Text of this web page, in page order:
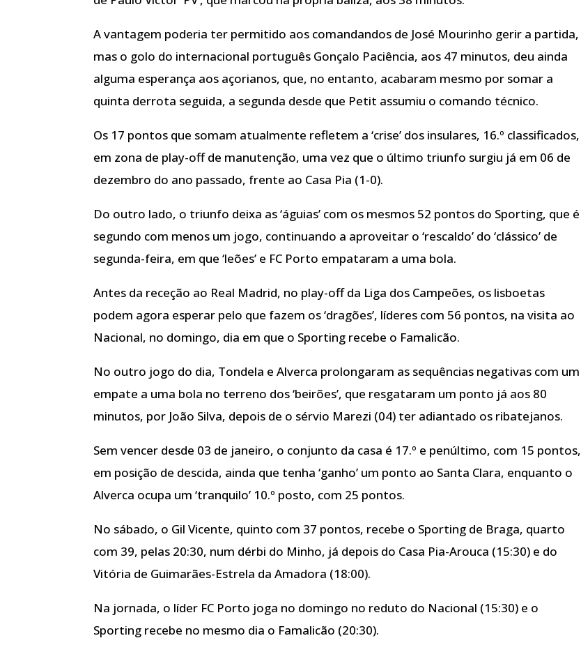
A vantagem poderia ter permitido aos comandandos de José Mourinho gerir a partida,
mas o golo do internacional português Gonçalo Paciência, aos 47 minutos, deu ainda
alguma esperança aos açorianos, que, no entanto, acabaram mesmo por somar a
quinta derrota seguida, a segunda desde que Petit assumiu o comando técnico.
Os 17 pontos que somam atualmente refletem a ‘crise’ dos insulares, 16.º classificados,
em zona de play-off de manutenção, uma vez que o último triunfo surgiu já em 06 de
dezembro do ano passado, frente ao Casa Pia (1-0).
Do outro lado, o triunfo deixa as ‘águias’ com os mesmos 52 pontos do Sporting, que é
segundo com menos um jogo, continuando a aproveitar o ‘rescaldo’ do ‘clássico’ de
segunda-feira, em que ‘leões’ e FC Porto empataram a uma bola.
Antes da receção ao Real Madrid, no play-off da Liga dos Campeões, os lisboetas
podem agora esperar pelo que fazem os ‘dragões’, líderes com 56 pontos, na visita ao
Nacional, no domingo, dia em que o Sporting recebe o Famalicão.
No outro jogo do dia, Tondela e Alverca prolongaram as sequências negativas com um
empate a uma bola no terreno dos ‘beirões’, que resgataram um ponto já aos 80
minutos, por João Silva, depois de o sérvio Marezi (04) ter adiantado os ribatejanos.
Sem vencer desde 03 de janeiro, o conjunto da casa é 17.º e penúltimo, com 15 pontos,
em posição de descida, ainda que tenha ‘ganho’ um ponto ao Santa Clara, enquanto o
Alverca ocupa um ‘tranquilo’ 10.º posto, com 25 pontos.
No sábado, o Gil Vicente, quinto com 37 pontos, recebe o Sporting de Braga, quarto
com 39, pelas 20:30, num dérbi do Minho, já depois do Casa Pia-Arouca (15:30) e do
Vitória de Guimarães-Estrela da Amadora (18:00).
Na jornada, o líder FC Porto joga no domingo no reduto do Nacional (15:30) e o
Sporting recebe no mesmo dia o Famalicão (20:30).